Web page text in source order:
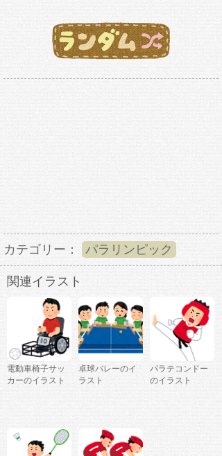
カテゴリー： パラリンピック
関連イラスト
電動車椅子サッ
カーのイラスト
卓球バレーのイ
ラスト
パラテコンドー
のイラスト